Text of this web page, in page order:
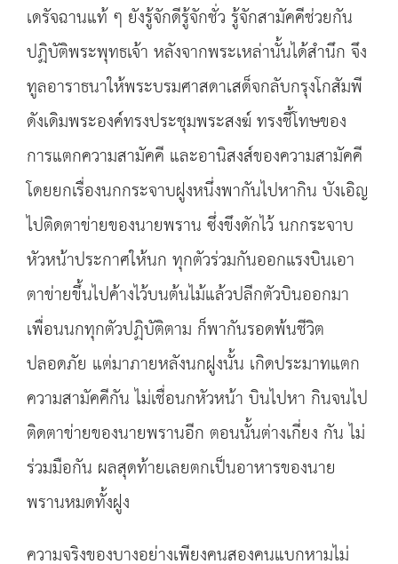
เดรัจฉานแท้ ๆ ยังรู้จักดีรู้จักชั่ว รู้จักสามัคคีช่วยกัน
ปฏิบัติพระพุทธเจ้า หลังจากพระเหล่านั้นได้สำนึก จึง
ทูลอาราธนาให้พระบรมศาสดาเสด็จกลับกรุงโกสัมพี
ดังเดิมพระองค์ทรงประชุมพระสงฆ์ ทรงชี้โทษของ
การแตกความสามัคคี และอานิสงส์ของความสามัคคี
โดยยกเรื่องนกกระจาบฝูงหนึ่งพากันไปหากิน บังเอิญ
ไปติดตาข่ายของนายพราน ซึ่งขึงดักไว้ นกกระจาบ
หัวหน้าประกาศให้นก ทุกตัวร่วมกันออกแรงบินเอา
ตาข่ายขึ้นไปค้างไว้บนต้นไม้แล้วปลีกตัวบินออกมา
เพื่อนนกทุกตัวปฏิบัติตาม ก็พากันรอดพ้นชีวิต
ปลอดภัย แต่มาภายหลังนกฝูงนั้น เกิดประมาทแตก
ความสามัคคีกัน ไม่เชื่อนกหัวหน้า บินไปหา กินจนไป
ติดตาข่ายของนายพรานอีก ตอนนั้นต่างเกี่ยง กัน ไม่
ร่วมมือกัน ผลสุดท้ายเลยตกเป็นอาหารของนาย
พรานหมดทั้งฝูง
ความจริงของบางอย่างเพียงคนสองคนแบกหามไม่